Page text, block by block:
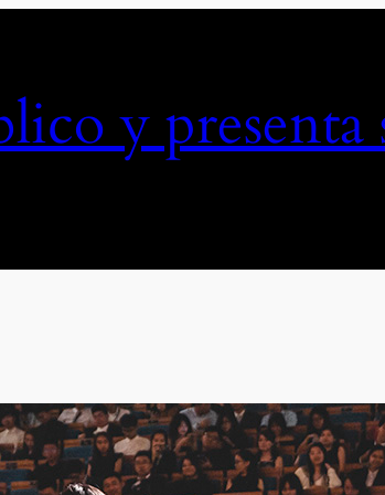
y presenta